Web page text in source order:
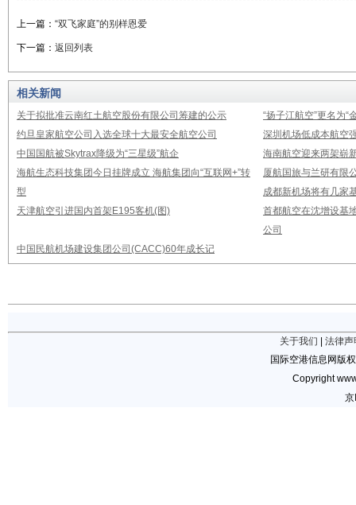
上一篇： “双飞家庭”的别样恩爱
下一篇： 返回列表
相关新闻
关于拟批准云南红土航空股份有限公司筹建的公示
“扬子江航空”更名为“
约旦皇家航空公司入选全球十大最安全航空公司
深圳机场低成本航空
中国国航被Skytrax降级为“三星级”航企
海南航空迎来两架崭
海航生态科技集团今日挂牌成立 海航集团向“互联网+”转
型
厦航国旅与兰研有限
成都新机场将有几家
天津航空引进国内首架E195客机(图)
首都航空在沈增设基
公司
中国民航机场建设集团公司(CACC)60年成长记
关于我们
法律声
国际空港信息网版
Copyright